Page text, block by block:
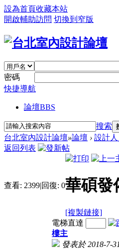
設為首頁收藏本站
開啟輔助訪問 切換到窄版
密碼
快捷導航
論壇BBS
搜索
台北室內設計論壇»論壇 › 設計人
返回列表
查看: 2399|回復: 0華碩發
[複製鏈接]
電梯直達
樓主
發表於 2018-7-